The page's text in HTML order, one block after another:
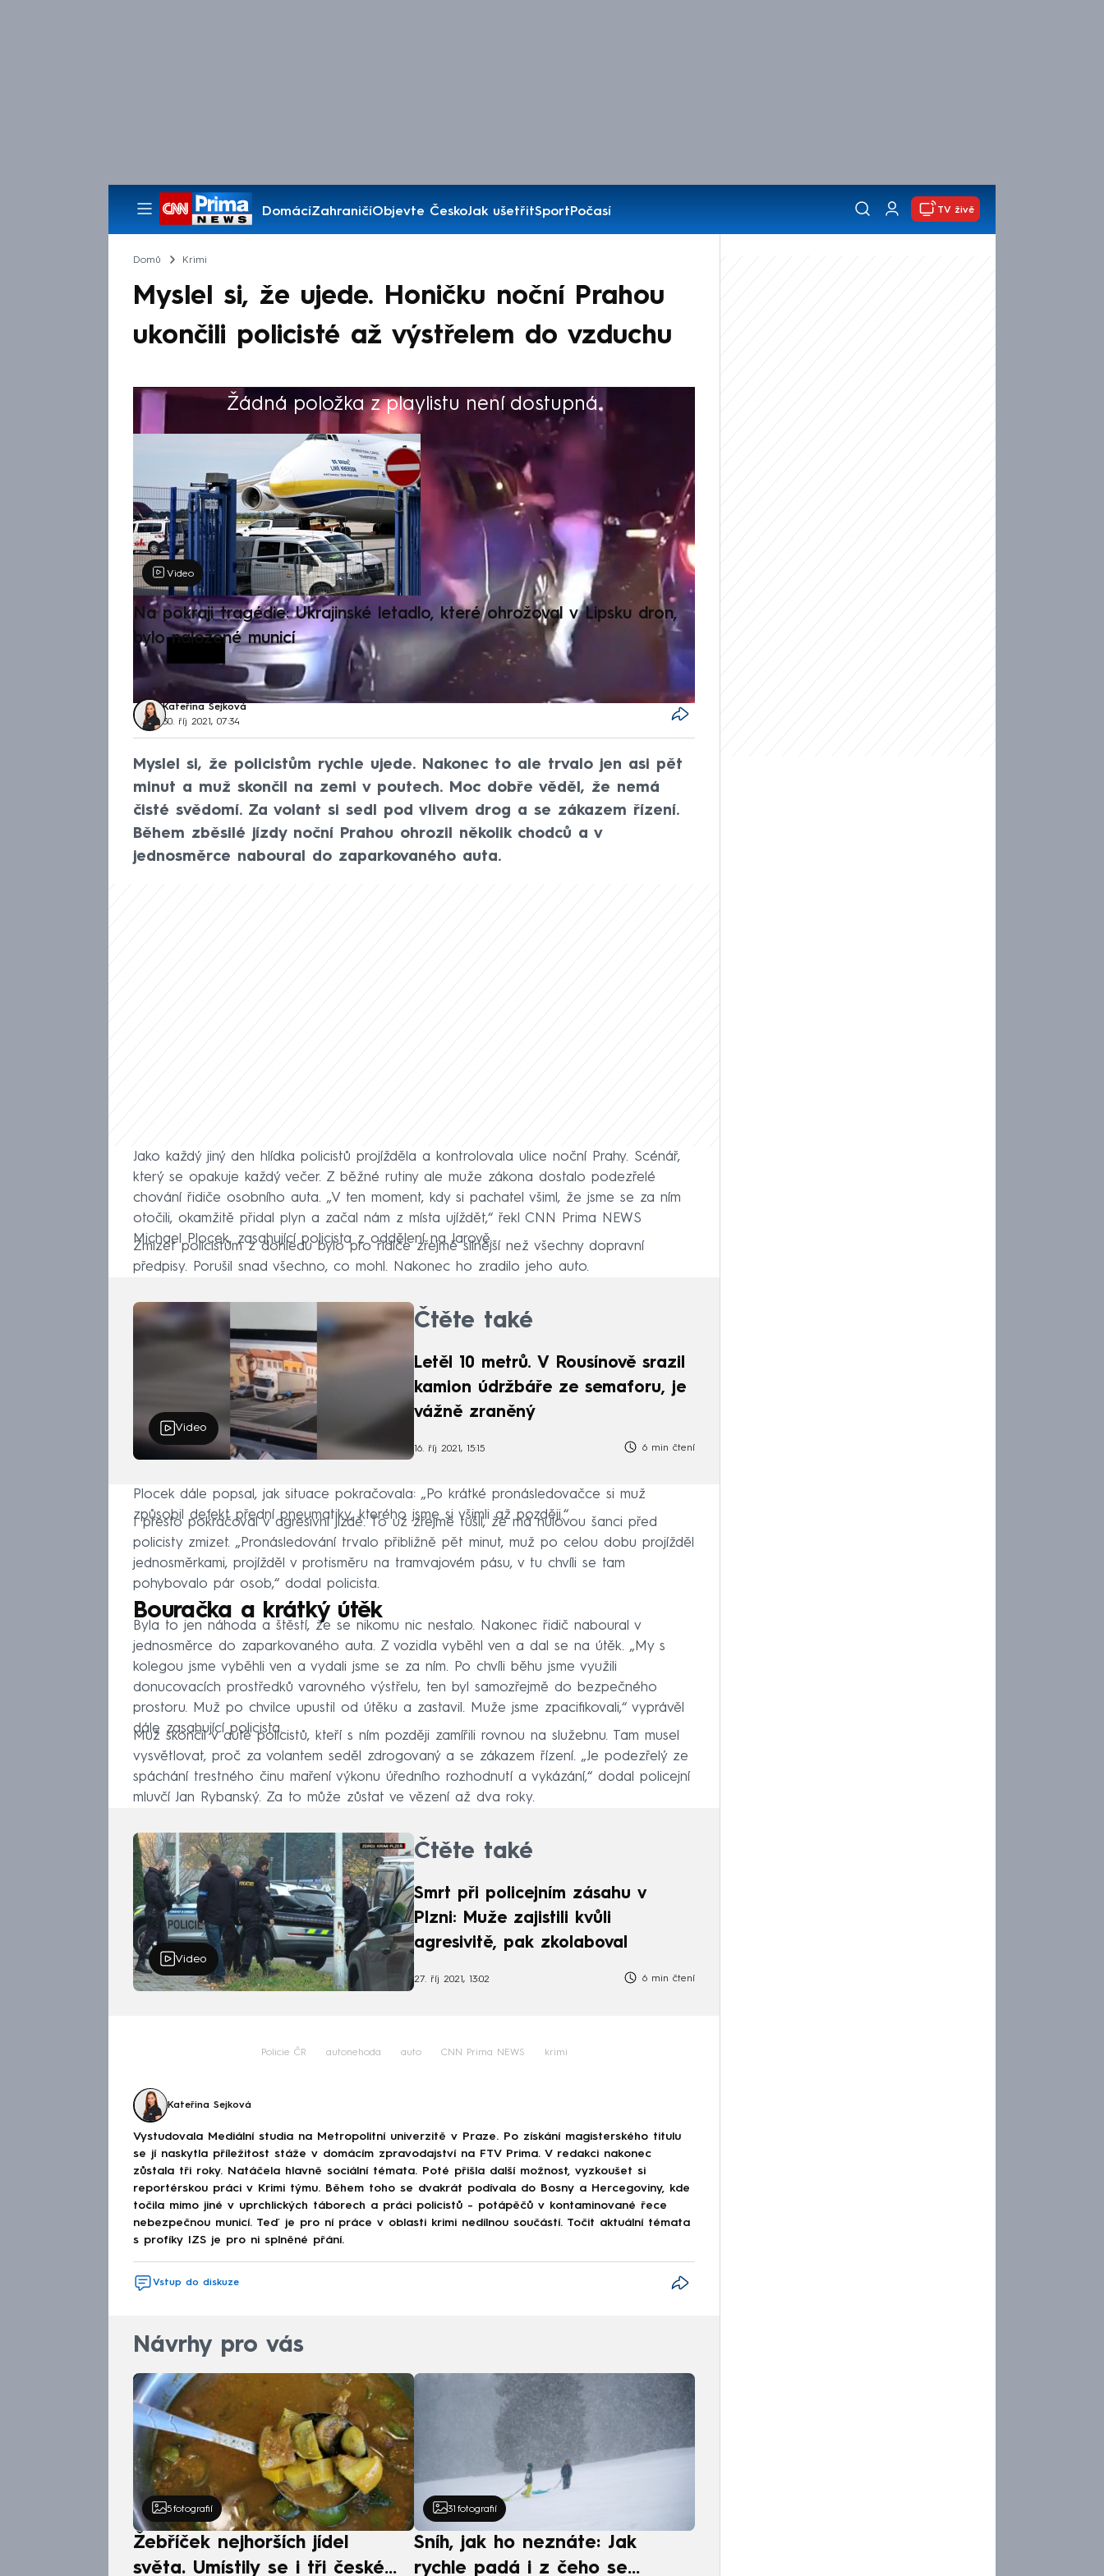
DomácíZahraničíObjevte ČeskoJak ušetřitSportPočasí
Pořady
TV živě
Domů Krimi
Myslel si, že ujede. Honičku noční Prahou
ukončili policisté až výstřelem do vzduchu
Žádná položka z playlistu není dostupná.
Výběr redakce
Video
Na pokraji tragédie: Ukrajinské letadlo, které ohrožoval v Lipsku dron,
bylo naložené municí
Kateřina Sejková
30. říj 2021, 07:34
Myslel si, že policistům rychle ujede. Nakonec to ale trvalo jen asi pět
minut a muž skončil na zemi v poutech. Moc dobře věděl, že nemá
čisté svědomí. Za volant si sedl pod vlivem drog a se zákazem řízení.
Během zběsilé jízdy noční Prahou ohrozil několik chodců a v
jednosměrce naboural do zaparkovaného auta.
Jako každý jiný den hlídka policistů projížděla a kontrolovala ulice noční Prahy. Scénář,
který se opakuje každý večer. Z běžné rutiny ale muže zákona dostalo podezřelé
chování řidiče osobního auta. „V ten moment, kdy si pachatel všiml, že jsme se za ním
otočili, okamžitě přidal plyn a začal nám z místa ujíždět,“ řekl CNN Prima NEWS
Michael Plocek, zasahující policista z oddělení na Jarově.
Zmizet policistům z dohledu bylo pro řidiče zřejmě silnější než všechny dopravní
předpisy. Porušil snad všechno, co mohl. Nakonec ho zradilo jeho auto.
Video
Čtěte také
Letěl 10 metrů. V Rousínově srazil
kamion údržbáře ze semaforu, je
vážně zraněný
16. říj 2021, 15:15 6 min čtení
Plocek dále popsal, jak situace pokračovala: „Po krátké pronásledovačce si muž
způsobil defekt přední pneumatiky, kterého jsme si všimli až později.“
I přesto pokračoval v agresivní jízdě. To už zřejmě tušil, že má nulovou šanci před
policisty zmizet. „Pronásledování trvalo přibližně pět minut, muž po celou dobu projížděl
jednosměrkami, projížděl v protisměru na tramvajovém pásu, v tu chvíli se tam
pohybovalo pár osob,“ dodal policista.
Bouračka a krátký útěk
Byla to jen náhoda a štěstí, že se nikomu nic nestalo. Nakonec řidič naboural v
jednosměrce do zaparkovaného auta. Z vozidla vyběhl ven a dal se na útěk. „My s
kolegou jsme vyběhli ven a vydali jsme se za ním. Po chvíli běhu jsme využili
donucovacích prostředků varovného výstřelu, ten byl samozřejmě do bezpečného
prostoru. Muž po chvilce upustil od útěku a zastavil. Muže jsme zpacifikovali,“ vyprávěl
dále zasahující policista.
Muž skončil v autě policistů, kteří s ním později zamířili rovnou na služebnu. Tam musel
vysvětlovat, proč za volantem seděl zdrogovaný a se zákazem řízení. „Je podezřelý ze
spáchání trestného činu maření výkonu úředního rozhodnutí a vykázání,“ dodal policejní
mluvčí Jan Rybanský. Za to může zůstat ve vězení až dva roky.
Video
Čtěte také
Smrt při policejním zásahu v
Plzni: Muže zajistili kvůli
agresivitě, pak zkolaboval
27. říj 2021, 13:02 6 min čtení
Policie ČR autonehoda auto CNN Prima NEWS krimi
Kateřina Sejková
Vystudovala Mediální studia na Metropolitní univerzitě v Praze. Po získání magisterského titulu
se jí naskytla příležitost stáže v domácím zpravodajství na FTV Prima. V redakci nakonec
zůstala tři roky. Natáčela hlavně sociální témata. Poté přišla další možnost, vyzkoušet si
reportérskou práci v Krimi týmu. Během toho se dvakrát podívala do Bosny a Hercegoviny, kde
točila mimo jiné v uprchlických táborech a práci policistů - potápěčů v kontaminované řece
nebezpečnou municí. Teď je pro ní práce v oblasti krimi nedílnou součástí. Točit aktuální témata
s profíky IZS je pro ni splněné přání.
Vstup do diskuze
Návrhy pro vás
5 fotografií
Žebříček nejhorších jídel
světa. Umístily se i tři české
31 fotografií
Sníh, jak ho neznáte: Jak
rychle padá i z čeho se